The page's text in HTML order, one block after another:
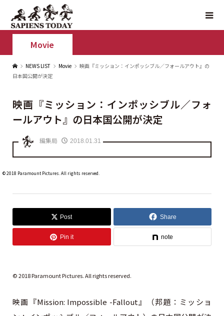
Movie
NEWS LIST Movie
映画『ミッション：インポッシブル／フォールアウト』の
日本国公開が決定
映画『ミッション：インポッシブル／フォ
ールアウト』の日本国公開が決定
編集局 2018.01.31
© 2018 Paramount Pictures. All rights reserved.
Post Share
Pin it note
© 2018 Paramount Pictures. All rights reserved.
映画『Mission: Impossible -Fallout』（邦題：ミッショ